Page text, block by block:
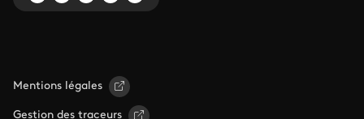
Mentions légales
Gestion des traceurs